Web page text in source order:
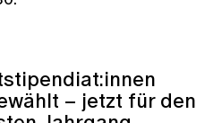
– jetzt für den